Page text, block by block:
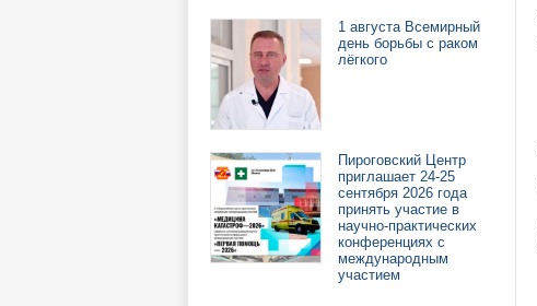
1 августа Всемирный
день борьбы с раком
лёгкого
Пироговский Центр
приглашает 24-25
сентября 2026 года
принять участие в
научно-практических
конференциях с
международным
участием